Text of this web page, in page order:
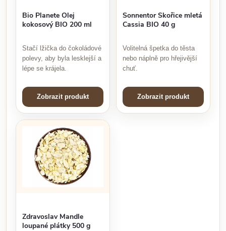
Bio Planete Olej
kokosový BIO 200 ml
Stačí lžička do čokoládové
polevy, aby byla lesklejší a
lépe se krájela.
Zobrazit produkt
Sonnentor Skořice mletá
Cassia BIO 40 g
Volitelná špetka do těsta
nebo náplně pro hřejivější
chuť.
Zobrazit produkt
Zdravoslav Mandle
loupané plátky 500 g